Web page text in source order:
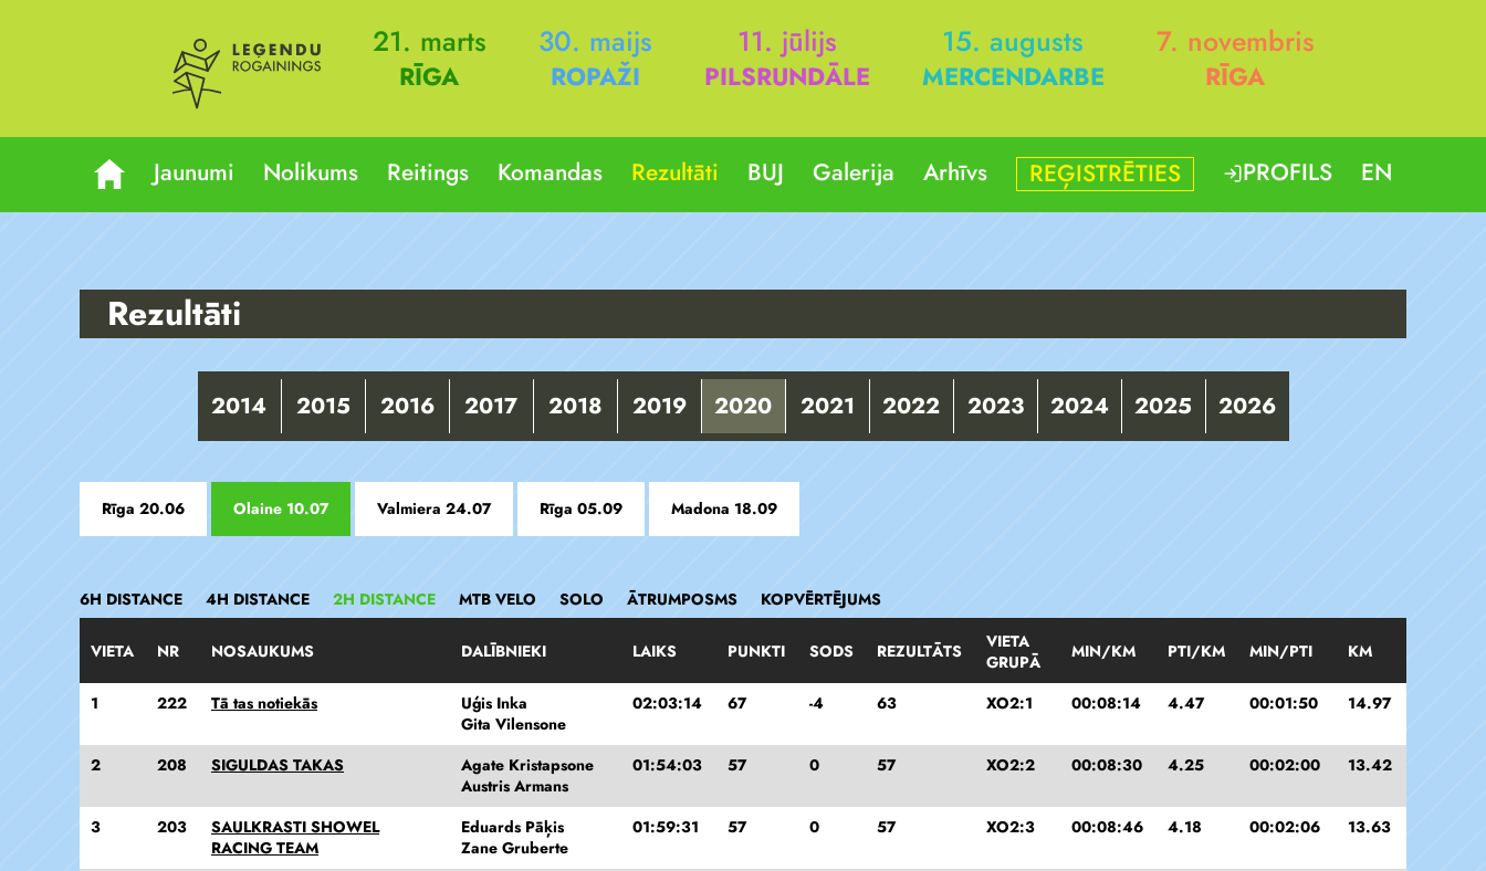
21. marts
RĪGA
30. maijs
ROPAŽI
11. jūlijs
PILSRUNDĀLE
15. augusts
MERCENDARBE
7. novembris
RĪGA
Jaunumi Nolikums Reitings Komandas Rezultāti BUJ Galerija Arhīvs REĢISTRĒTIES PROFILS EN
Rezultāti
2014 2015 2016 2017 2018 2019 2020 2021 2022 2023 2024 2025 2026
Rīga 20.06 Olaine 10.07 Valmiera 24.07 Rīga 05.09 Madona 18.09
6H DISTANCE 4H DISTANCE 2H DISTANCE MTB VELO SOLO ĀTRUMPOSMS KOPVĒRTĒJUMS
VIETA NR NOSAUKUMS DALĪBNIEKI LAIKS PUNKTI SODS REZULTĀTS
VIETA
GRUPĀ
MIN/KM PTI/KM MIN/PTI KM
1 222 Tā tas notiekās
Uģis Inka
Gita Vilensone
02:03:14 67 -4 63 XO2:1 00:08:14 4.47 00:01:50 14.97
2 208 SIGULDAS TAKAS
Agate Kristapsone
Austris Armans
01:54:03 57 0 57 XO2:2 00:08:30 4.25 00:02:00 13.42
3 203
SAULKRASTI SHOWEL
RACING TEAM
Eduards Pāķis
Zane Gruberte
01:59:31 57 0 57 XO2:3 00:08:46 4.18 00:02:06 13.63